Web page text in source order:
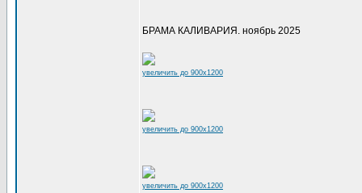
БРАМА КАЛИВАРИЯ. ноябрь 2025
увеличить до 900x1200
увеличить до 900x1200
увеличить до 900x1200